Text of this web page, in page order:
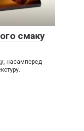
смаку
насамперед